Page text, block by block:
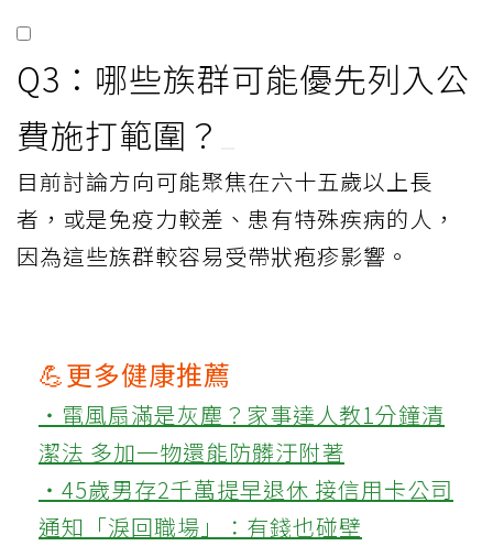
Q3：哪些族群可能優先列入公
費施打範圍？
目前討論方向可能聚焦在六十五歲以上長
者，或是免疫力較差、患有特殊疾病的人，
因為這些族群較容易受帶狀疱疹影響。
💪更多健康推薦
‧電風扇滿是灰塵？家事達人教1分鐘清
潔法 多加一物還能防髒汙附著
‧45歲男存2千萬提早退休 接信用卡公司
通知「淚回職場」：有錢也碰壁